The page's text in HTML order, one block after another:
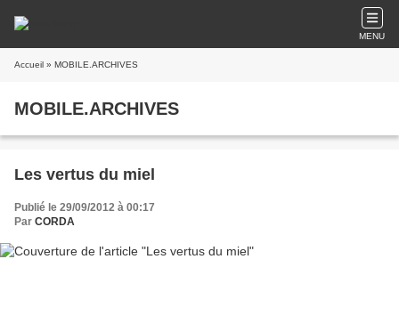
MENU
Accueil » MOBILE.ARCHIVES
MOBILE.ARCHIVES
Les vertus du miel
Publié le 29/09/2012 à 00:17
Par CORDA